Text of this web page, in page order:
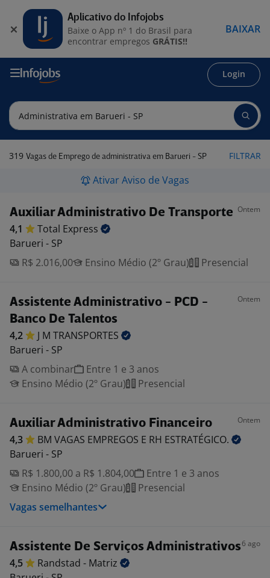
Login
319 Vagas de Emprego de administrativa em Barueri - SP FILTRAR
Ativar Aviso de Vagas
Auxiliar Administrativo De Transporte Ontem
4,1 Total Express
Barueri - SP
R$ 2.016,00
Ensino Médio (2º Grau) Presencial
Assistente Administrativo - PCD -
Banco De Talentos
Ontem
4,2 J M TRANSPORTES
Barueri - SP
A combinar
Entre 1 e 3 anos
Ensino Médio (2º Grau)
Presencial
Auxiliar Administrativo Financeiro Ontem
4,3 BM VAGAS EMPREGOS E RH ESTRATÉGICO.
Barueri - SP
R$ 1.800,00 a R$ 1.804,00
Entre 1 e 3 anos
Ensino Médio (2º Grau)
Presencial
Vagas semelhantes
Assistente De Serviços Administrativos6 ago
4,5 Randstad - Matriz
Aplicativo do Infojobs
Baixe o App nº 1 do Brasil para
encontrar empregos GRÁTIS!!
BAIXAR